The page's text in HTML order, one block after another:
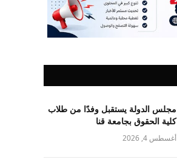
مجلس الدولة يستقبل وفدًا من طلاب
كلية الحقوق بجامعة قنا
أغسطس 4, 2026